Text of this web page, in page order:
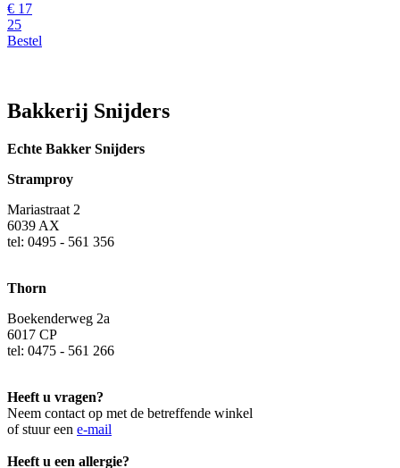
€ 17
25
Bestel
Bakkerij Snijders
Echte Bakker Snijders
Stramproy
Mariastraat 2
6039 AX
tel: 0495 - 561 356
Thorn
Boekenderweg 2a
6017 CP
tel: 0475 - 561 266
Heeft u vragen?
Neem contact op met de betreffende winkel
of stuur een e-mail
Heeft u een allergie?